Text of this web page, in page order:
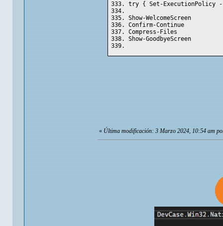
try { Set-ExecutionPolicy
Show-WelcomeScreen
Confirm-Continue
Compress-Files
Show-GoodbyeScreen
«Última modificación: 3 Marzo 2024, 10:54 am